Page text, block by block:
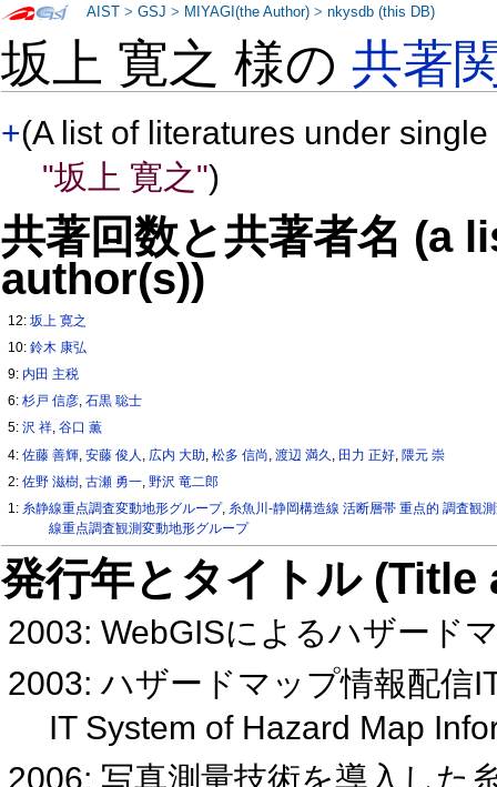
坂上 寛之 様の共著
+(A list of literatures under
"坂上 寛之")
共著回数と共著者名 (a
author(s))
12:坂上 寛之
10:鈴木 康弘
9: 内田 主税
6:杉戸 信彦,石黒 聡士
5:沢 祥,谷口 薫
4:佐藤 善輝 ,安藤 俊人 広内 大助 ,松多 信尚 ,渡辺 満久 田力 正好 ,隈元 崇
2:佐野 滋樹 ,古瀬 勇一 ,野沢 竜二郎
1: 糸静線重点調査変動地形グループ, 糸魚川-静岡構造線 活断層帯 重点的 調査観
線重点調査観測変動地形グループ
発行年とタイトル
2003: WebGISによるハザード
2003: ハザードマップ情報配信
IT System of Hazard Map
2006: 写真測量技術を導入した
AIST >GSJ > MIYAGI(the Author) >nkysdb (this DB)